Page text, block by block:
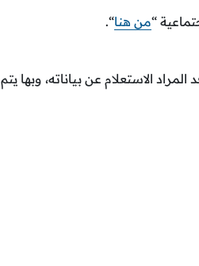
“من هنا“.
الاستعلام عن بياناته، وبها يتم